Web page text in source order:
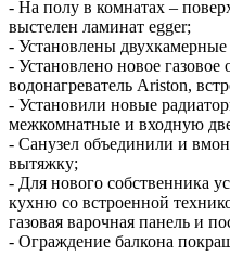
- На полу в комнатах –
выстелен ламинат egger;
- Установлены двухкамерные
- Установлено новое газовое
водонагреватель Ariston,
- Установили новые
межкомнатные и входную
- Санузел объединили и
вытяжку;
- Для нового собственника
кухню со встроенной
газовая варочная панель и
- Ограждение балкона